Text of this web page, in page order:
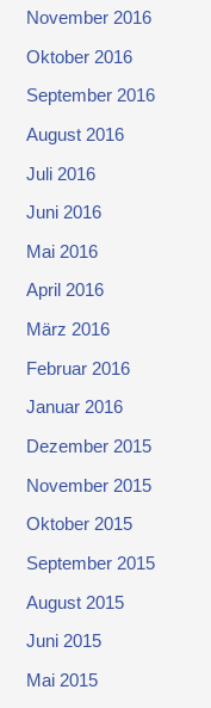
November 2016
Oktober 2016
September 2016
August 2016
Juli 2016
Juni 2016
Mai 2016
April 2016
März 2016
Februar 2016
Januar 2016
Dezember 2015
November 2015
Oktober 2015
September 2015
August 2015
Juni 2015
Mai 2015